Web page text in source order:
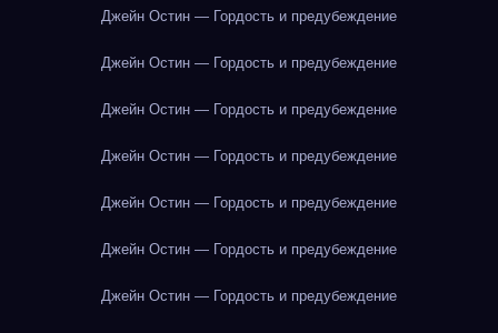
Джейн Остин — Гордость и предубеждение
Джейн Остин — Гордость и предубеждение
Джейн Остин — Гордость и предубеждение
Джейн Остин — Гордость и предубеждение
Джейн Остин — Гордость и предубеждение
Джейн Остин — Гордость и предубеждение
Джейн Остин — Гордость и предубеждение